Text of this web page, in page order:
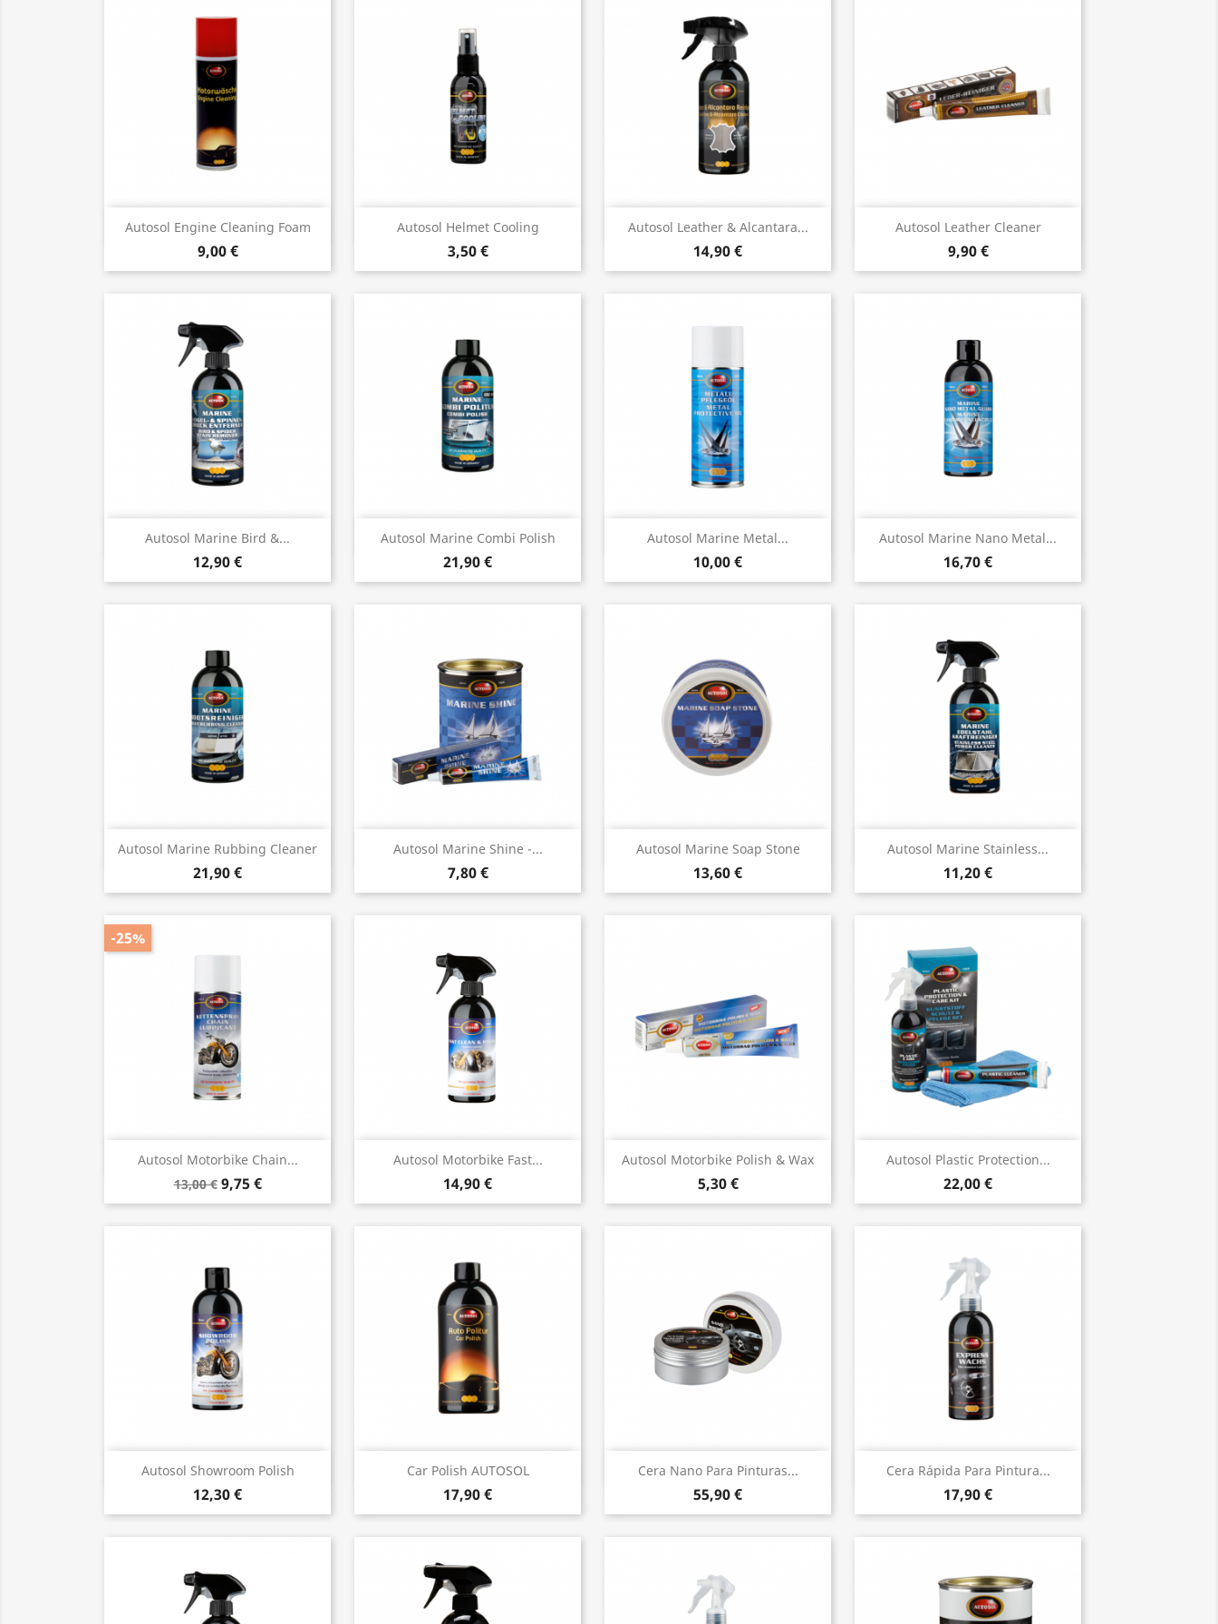
Autosol Engine Cleaning Foam
9,00 €
Vista rápida Autosol Helmet Cooling
3,50 €
Vista rápida Autosol Leather & Alcantara...
14,90 €
Vista rápida Autosol Leather Cleaner
9,90 €
Vista rápida
Autosol Marine Bird &...
12,90 €
Vista rápida Autosol Marine Combi Polish
21,90 €
Vista rápida Autosol Marine Metal...
10,00 €
Vista rápida Autosol Marine Nano Metal...
16,70 €
Vista rápida
Autosol Marine Rubbing Cleaner
21,90 €
Vista rápida Autosol Marine Shine -...
7,80 €
Vista rápida Autosol Marine Soap Stone
13,60 €
 Vista rápida Autosol Marine Stainless...
11,20 €
 Vista rápida
Autosol Motorbike Chain...
13,00 € 9,75 €
-25%
 Vista rápida Autosol Motorbike Fast...
14,90 €
Vista rápida Autosol Motorbike Polish & Wax
5,30 €
Vista rápida Autosol Plastic Protection...
22,00 €
 Vista rápida
Autosol Showroom Polish
12,30 €
 Vista rápida Car Polish AUTOSOL
17,90 €
Vista rápida Cera Nano Para Pinturas...
55,90 €
Vista rápida Cera Rápida Para Pintura...
17,90 €
Vista rápida